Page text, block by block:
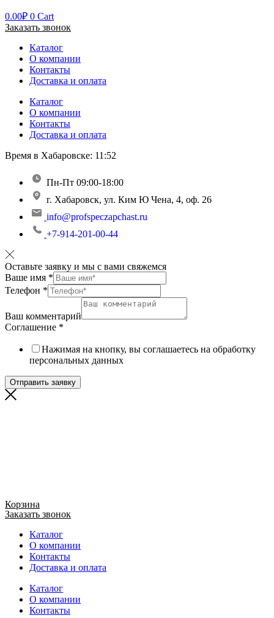
0.00₽ 0 Cart
Заказать звонок
Каталог
О компании
Контакты
Доставка и оплата
Каталог
О компании
Контакты
Доставка и оплата
Время в Хабаровске: 11:52
Пн-Пт 09:00-18:00
г. Хабаровск, ул. Ким Ю Чена, 4, оф. 26
info@profspeczapchast.ru
+7-914-201-00-44
Оставьте заявку и мы с вами свяжемся
Ваше имя *
Телефон *
Ваш комментарий
Соглашение *
Нажимая на кнопку, вы соглашаетесь на обработку
персональных данных
Отправить заявку
Корзина
Заказать звонок
Каталог
О компании
Контакты
Доставка и оплата
Каталог
О компании
Контакты